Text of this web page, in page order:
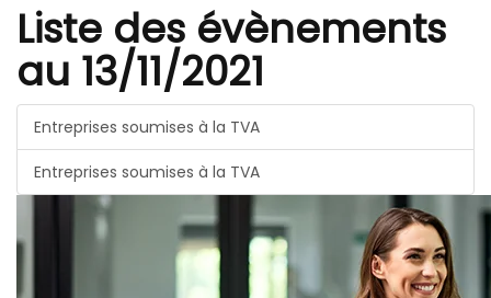
Liste des évènements
au 13/11/2021
Entreprises soumises à la TVA
Entreprises soumises à la TVA